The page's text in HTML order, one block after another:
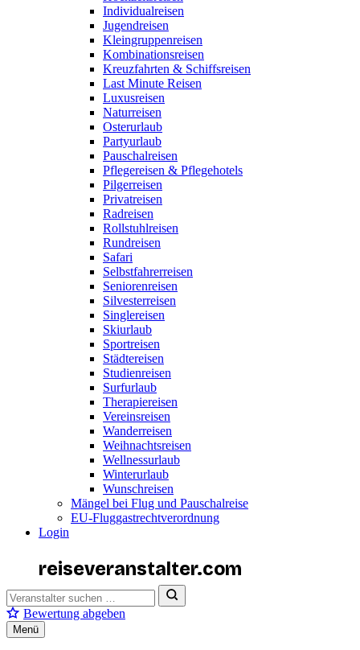
Individualreisen
Jugendreisen
Kleingruppenreisen
Kombinationsreisen
Kreuzfahrten & Schiffsreisen
Last Minute Reisen
Luxusreisen
Naturreisen
Osterurlaub
Partyurlaub
Pauschalreisen
Pflegereisen & Pflegehotels
Pilgerreisen
Privatreisen
Radreisen
Rollstuhlreisen
Rundreisen
Safari
Selbstfahrerreisen
Seniorenreisen
Silvesterreisen
Singlereisen
Skiurlaub
Sportreisen
Städtereisen
Studienreisen
Surfurlaub
Therapiereisen
Vereinsreisen
Wanderreisen
Weihnachtsreisen
Wellnessurlaub
Winterurlaub
Wunschreisen
Mängel bei Flug und Pauschalreise
EU-Fluggastrechtverordnung
Login
reiseveranstalter.com
Bewertung abgeben
Menü